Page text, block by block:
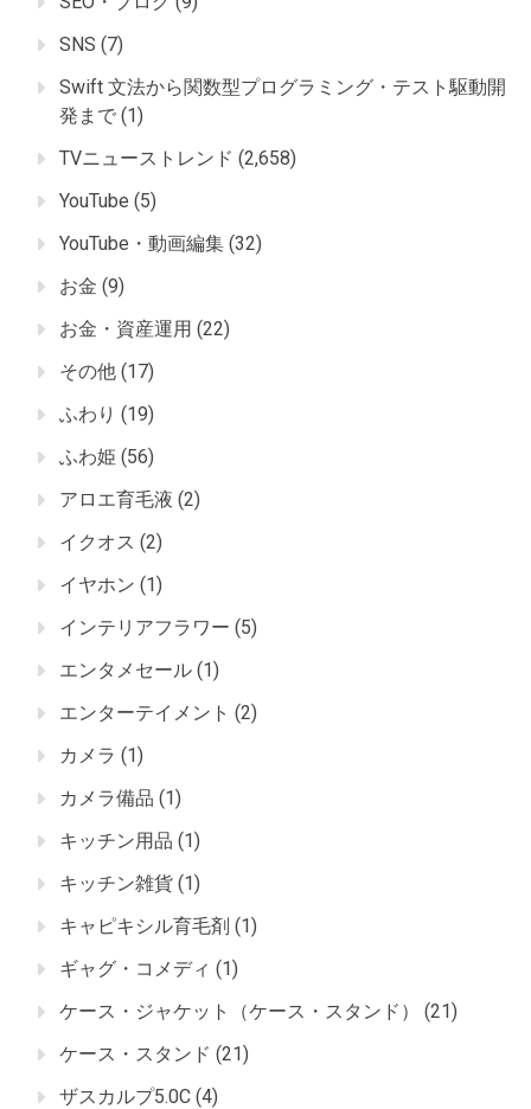
SNS (7)
Swift 文法から関数型プログラミング・テスト駆動開
発まで (1)
TVニューストレンド (2,658)
YouTube (5)
YouTube・動画編集 (32)
お金 (9)
お金・資産運用 (22)
その他 (17)
ふわり (19)
ふわ姫 (56)
アロエ育毛液 (2)
イクオス (2)
イヤホン (1)
インテリアフラワー (5)
エンタメセール (1)
エンターテイメント (2)
カメラ (1)
カメラ備品 (1)
キッチン用品 (1)
キッチン雑貨 (1)
キャピキシル育毛剤 (1)
ギャグ・コメディ (1)
ケース・ジャケット（ケース・スタンド）
(21)
ケース・スタンド (21)
ザスカルプ5.0C (4)